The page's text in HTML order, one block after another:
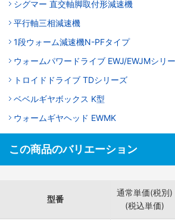
シグマー 直交軸脚取付形減速機
平行軸三相減速機
1段ウォーム減速機N-PFタイプ
ウォームパワードライブ EWJ/EWJMシリ
トロイドドライブ TDシリーズ
ベベルギヤボックス K型
ウォームギヤヘッド EWMK
この商品のバリエーション
型番
通常単価(税別)
(税込単価)